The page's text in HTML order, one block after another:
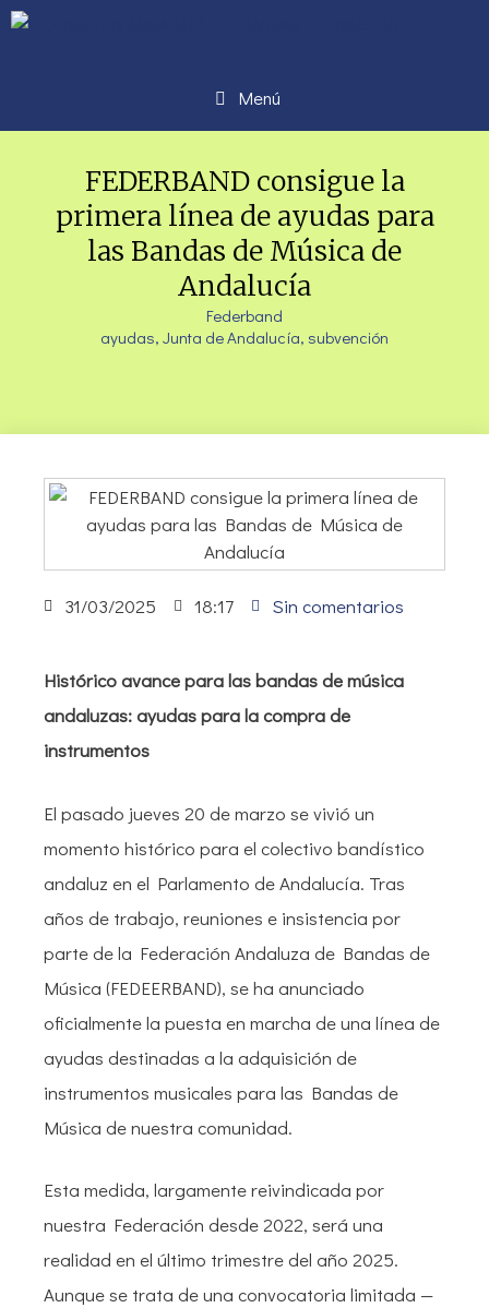
Menú
FEDERBAND consigue la
primera línea de ayudas para
las Bandas de Música de
Andalucía
Federband
ayudas, Junta de Andalucía, subvención
31/03/2025 18:17 Sin comentarios
Histórico avance para las bandas de música
andaluzas: ayudas para la compra de
instrumentos
El pasado jueves 20 de marzo se vivió un
momento histórico para el colectivo bandístico
andaluz en el Parlamento de Andalucía. Tras
años de trabajo, reuniones e insistencia por
parte de la Federación Andaluza de Bandas de
Música (FEDEERBAND), se ha anunciado
oficialmente la puesta en marcha de una línea de
ayudas destinadas a la adquisición de
instrumentos musicales para las Bandas de
Música de nuestra comunidad.
Esta medida, largamente reivindicada por
nuestra Federación desde 2022, será una
realidad en el último trimestre del año 2025.
Aunque se trata de una convocatoria limitada —